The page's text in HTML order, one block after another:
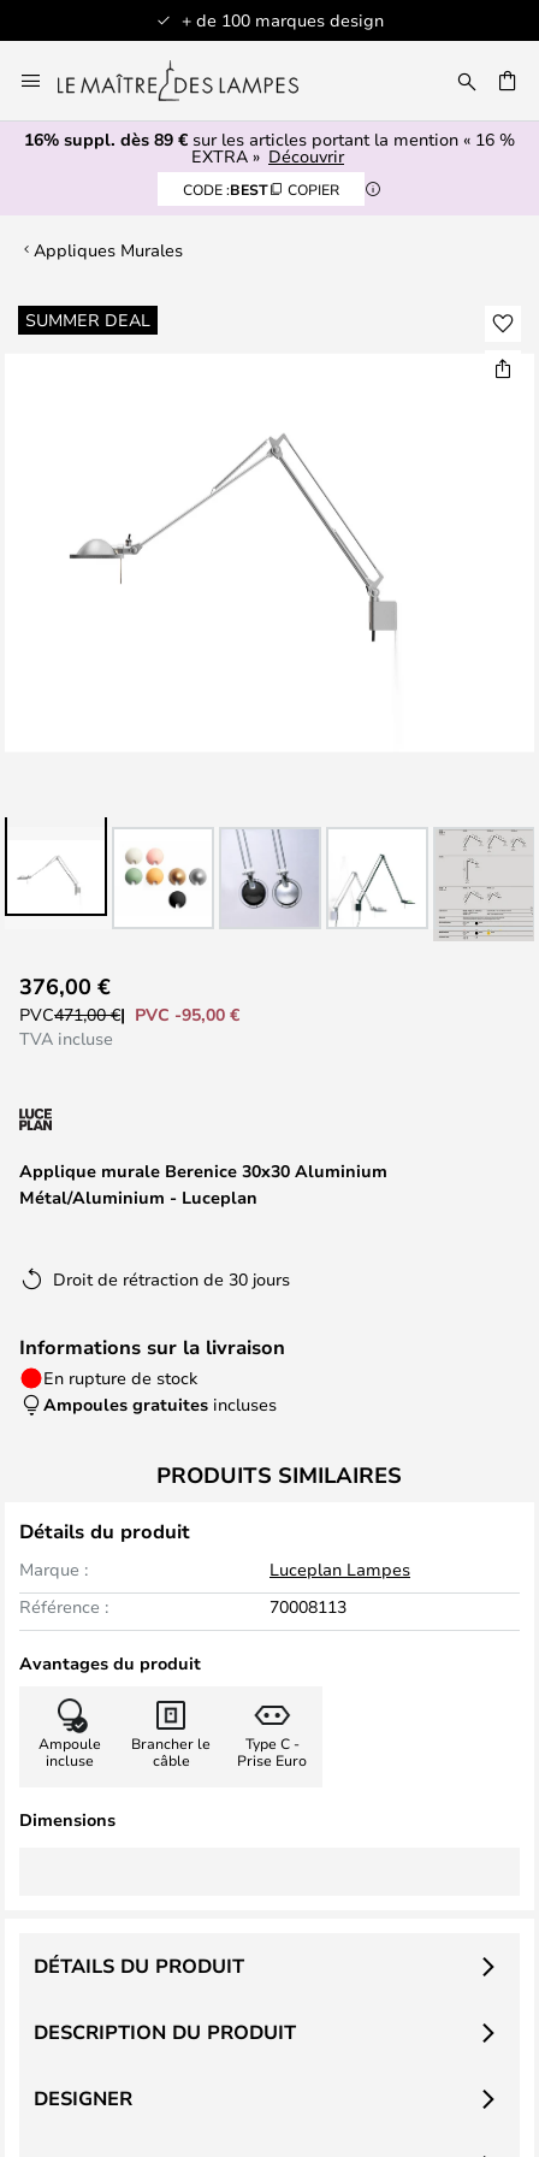
+ de 100 marques design
au
contenu
16% suppl. dès 89 € sur les articles portant la mention « 16 %
EXTRA » Découvrir
CODE :BEST COPIER
Appliques Murales
SUMMER DEAL
Skip
to
to
the
the
gallery
Applique murale Berenice 30x30 Aluminium
Métal/Aluminium - Luceplan
376,00 €
PVC471,00 €
PVC -95,00 €
TVA incluse
Droit de rétraction de 30 jours
Informations sur la livraison
En rupture de stock
Ampoules gratuites incluses
PRODUITS SIMILAIRES
Détails du produit
Marque :
Luceplan Lampes
Référence :
70008113
Avantages du produit
Ampoule
incluse
Brancher le
câble
Type C -
Prise Euro
Dimensions
DESCRIPTION DU PRODUIT
DÉTAILS DU PRODUIT
DESIGNER